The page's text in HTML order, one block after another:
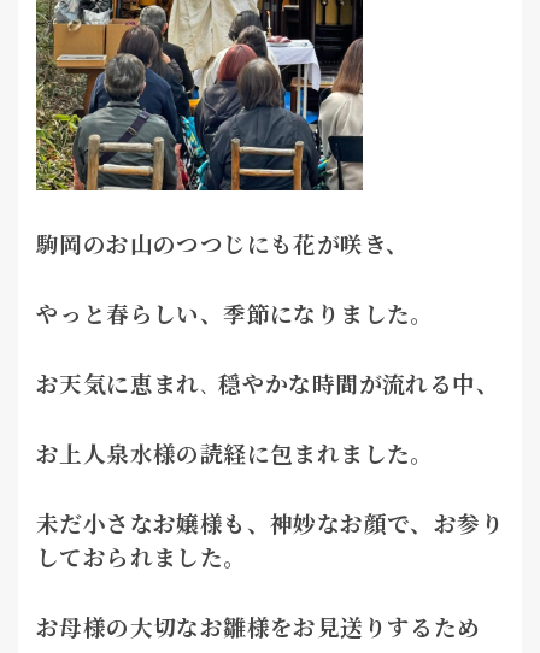
駒岡のお山のつつじにも花が咲き、
やっと春らしい、季節になりました。
お天気に恵まれ、穏やかな時間が流れる中、
お上人泉水様の読経に包まれました。
未だ小さなお嬢様も、神妙なお顔で、お参り
しておられました。
お母様の大切なお雛様をお見送りするため